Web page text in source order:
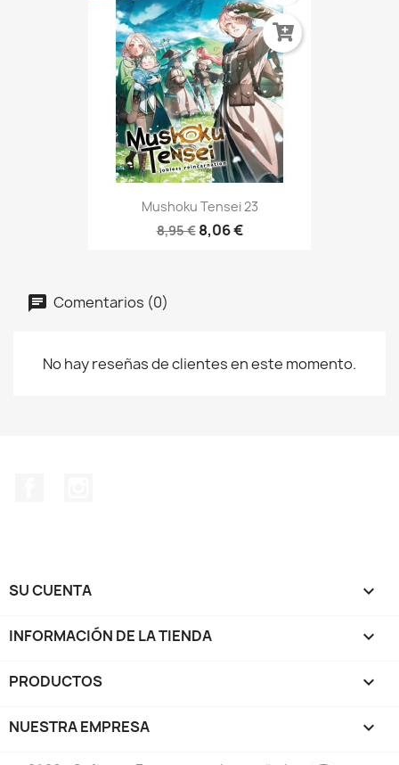
Mushoku Tensei 23
8,95 € 8,06 €
Comentarios (0)
No hay reseñas de clientes en este momento.
SU CUENTA 
INFORMACIÓN DE LA TIENDA keyboard_arrow_down
PRODUCTOS 
NUESTRA EMPRESA 